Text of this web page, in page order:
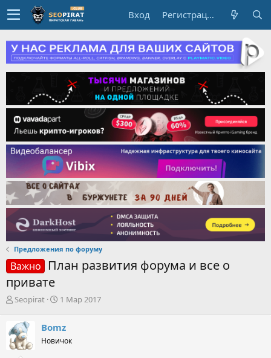
Вход Регистрация
Предложения по форуму
Важно
План развития форума и все о
привате
А
о
р
Seopirat
Д
а
н
1 Мар 2017
Bomz
Новичок